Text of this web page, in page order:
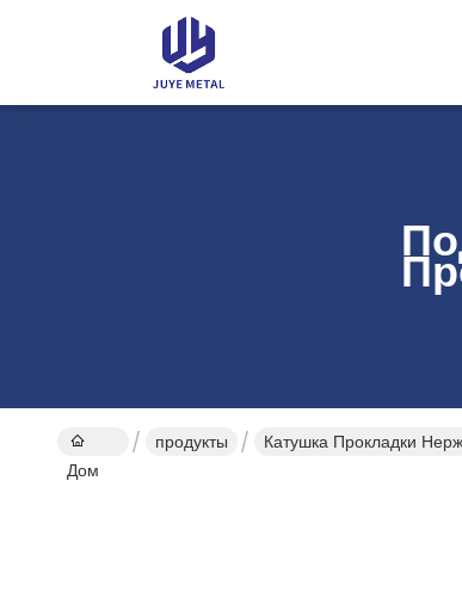
Дом
продукты Катушка Прокладки